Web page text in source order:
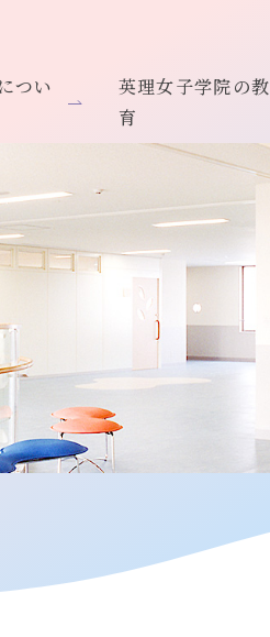
つい
英理女子学院の教
育